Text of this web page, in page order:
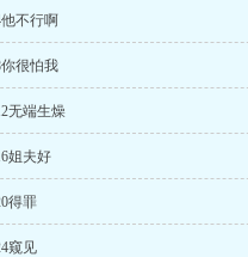
不行啊
很怕我
无端生燥
姐夫好
得罪
窥见